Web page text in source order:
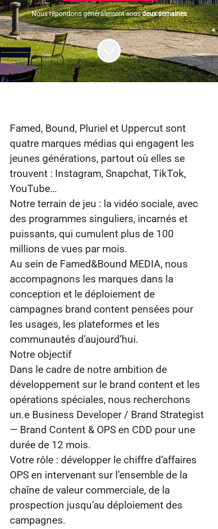
Nous répondons généralement sousdeux semaines
Famed, Bound, Pluriel et Uppercut sont
quatre marques médias qui engagent les
jeunes générations, partout où elles se
trouvent : Instagram, Snapchat, TikTok,
YouTube…
Notre terrain de jeu : la vidéo sociale, avec
des programmes singuliers, incarnés et
puissants, qui cumulent plus de 100
millions de vues par mois.
Au sein de Famed&Bound MEDIA, nous
accompagnons les marques dans la
conception et le déploiement de
campagnes brand content pensées pour
les usages, les plateformes et les
communautés d’aujourd’hui.
Notre objectif
Dans le cadre de notre ambition de
développement sur le brand content et les
opérations spéciales, nous recherchons
un.e Business Developer / Brand Strategist
— Brand Content & OPS en CDD pour une
durée de 12 mois.
Votre rôle : développer le chiffre d’affaires
OPS en intervenant sur l’ensemble de la
chaîne de valeur commerciale, de la
prospection jusqu’au déploiement des
campagnes.